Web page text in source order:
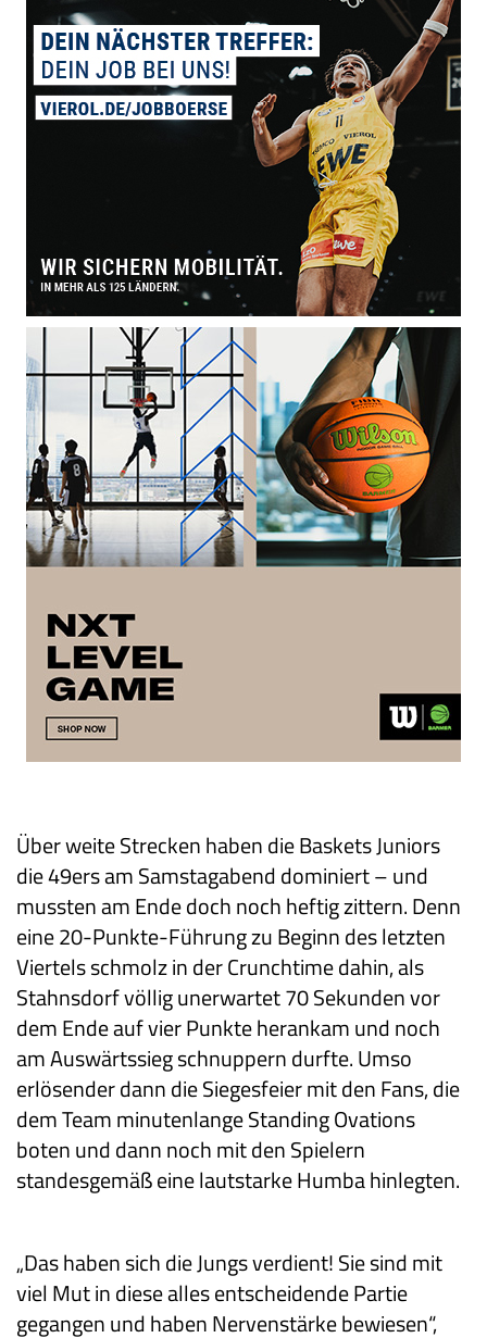
Über weite Strecken haben die Baskets Juniors
die 49ers am Samstagabend dominiert – und
mussten am Ende doch noch heftig zittern. Denn
eine 20-Punkte-Führung zu Beginn des letzten
Viertels schmolz in der Crunchtime dahin, als
Stahnsdorf völlig unerwartet 70 Sekunden vor
dem Ende auf vier Punkte herankam und noch
am Auswärtssieg schnuppern durfte. Umso
erlösender dann die Siegesfeier mit den Fans, die
dem Team minutenlange Standing Ovations
boten und dann noch mit den Spielern
standesgemäß eine lautstarke Humba hinlegten.
„Das haben sich die Jungs verdient! Sie sind mit
viel Mut in diese alles entscheidende Partie
gegangen und haben Nervenstärke bewiesen“,